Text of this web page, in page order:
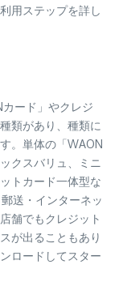
用ステップを詳し
ード」やクレジ
類があり、種類に
。単体の「WAON
クスバリュ、ミニ
トカード一体型な
送・インターネッ
舗でもクレジット
が出ることもあり
ロードしてスター